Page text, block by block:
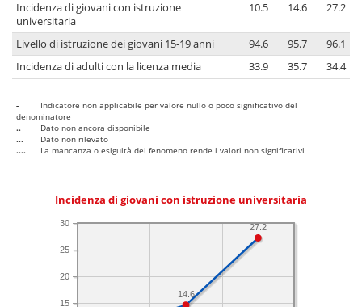
Incidenza di giovani con istruzione
universitaria
10.5 14.6 27.2
Livello di istruzione dei giovani 15-19 anni 94.6 95.7
96.1
Incidenza di adulti con la licenza media
33.9 35.7 34.4
-
Indicatore non applicabile per valore nullo o poco significativo del
denominatore
..
Dato non ancora disponibile
...
Dato non rilevato
....
La mancanza o esiguità del fenomeno rende i valori non significativi
Incidenza di giovani con istruzione universitaria
15
20
25
30 27.2
14.6